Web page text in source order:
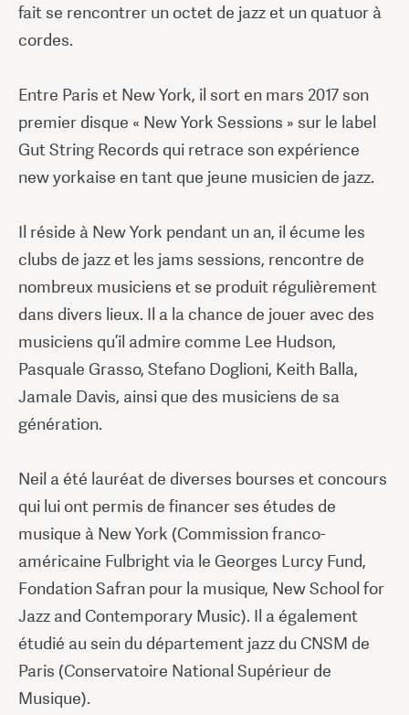
fait se rencontrer un octet de jazz et un quatuor à
cordes.
Entre Paris et New York, il sort en mars 2017 son
premier disque « New York Sessions » sur le label
Gut String Records qui retrace son expérience
new yorkaise en tant que jeune musicien de jazz.
Il réside à New York pendant un an, il écume les
clubs de jazz et les jams sessions, rencontre de
nombreux musiciens et se produit régulièrement
dans divers lieux. Il a la chance de jouer avec des
musiciens qu’il admire comme Lee Hudson,
Pasquale Grasso, Stefano Doglioni, Keith Balla,
Jamale Davis, ainsi que des musiciens de sa
génération.
Neil a été lauréat de diverses bourses et concours
qui lui ont permis de financer ses études de
musique à New York (Commission franco-
américaine Fulbright via le Georges Lurcy Fund,
Fondation Safran pour la musique, New School for
Jazz and Contemporary Music). Il a également
étudié au sein du département jazz du CNSM de
Paris (Conservatoire National Supérieur de
Musique).